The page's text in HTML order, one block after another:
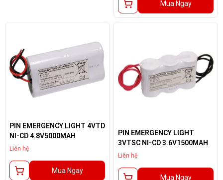
Mua Ngay
PIN EMERGENCY LIGHT 4VTD
NI-CD 4.8V5000MAH
Liên hệ
Mua Ngay
PIN EMERGENCY LIGHT
3VTSC NI-CD 3.6V1500MAH
Liên hệ
Mua Ngay